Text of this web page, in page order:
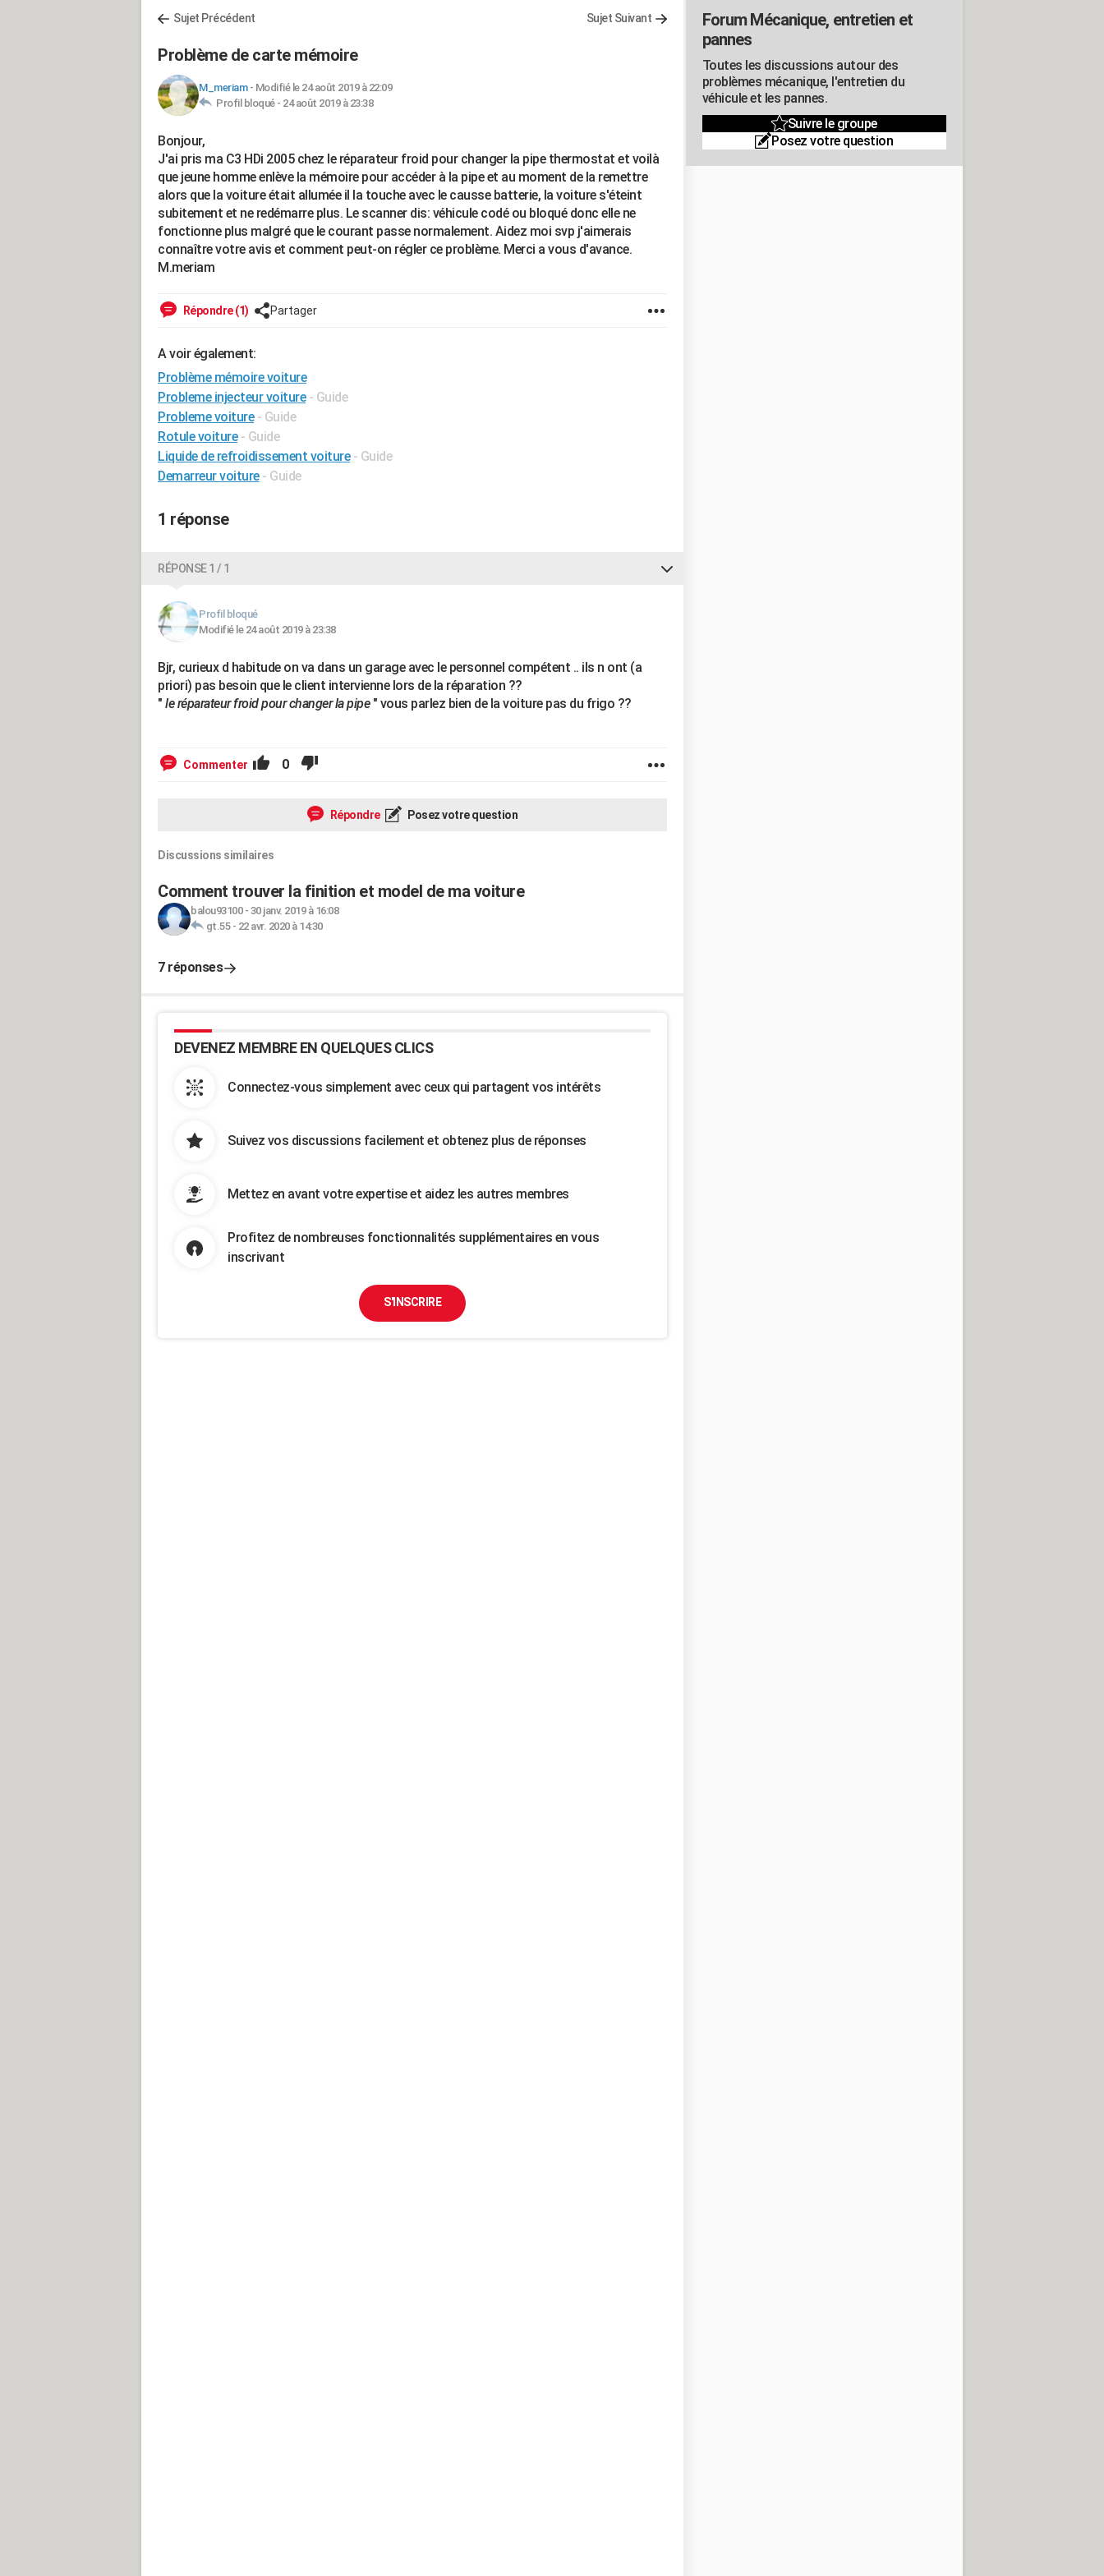
Sujet Précédent Sujet Suivant
Problème de carte mémoire
M_meriam- Modifié le 24 août 2019 à 22:09
Profil bloqué - 24 août 2019 à 23:38
Bonjour,
J'ai pris ma C3 HDi 2005 chez le réparateur froid pour changer la pipe thermostat et voilà
que jeune homme enlève la mémoire pour accéder à la pipe et au moment de la remettre
alors que la voiture était allumée il la touche avec le causse batterie, la voiture s'éteint
subitement et ne redémarre plus. Le scanner dis: véhicule codé ou bloqué donc elle ne
fonctionne plus malgré que le courant passe normalement. Aidez moi svp j'aimerais
connaître votre avis et comment peut-on régler ce problème. Merci a vous d'avance.
M.meriam
Répondre (1) Partager
A voir également:
Problème mémoire voiture
Probleme injecteur voiture - Guide
Probleme voiture - Guide
Rotule voiture - Guide
Liquide de refroidissement voiture - Guide
Demarreur voiture - Guide
1 réponse
RÉPONSE 1 / 1
Profil bloqué
Modifié le 24 août 2019 à 23:38
Bjr, curieux d habitude on va dans un garage avec le personnel compétent .. ils n ont (a
priori) pas besoin que le client intervienne lors de la réparation ??
" le réparateur froid pour changer la pipe" vous parlez bien de la voiture pas du frigo ??
Commenter 0
Répondre Posez votre question
Discussions similaires
Comment trouver la finition et model de ma voiture
balou93100- 30 janv. 2019 à 16:08
gt.55- 22 avr. 2020 à 14:30
7 réponses
DEVENEZ MEMBRE EN QUELQUES CLICS
Connectez-vous simplement avec ceux qui partagent vos intérêts
Suivez vos discussions facilement et obtenez plus de réponses
Mettez en avant votre expertise et aidez les autres membres
Profitez de nombreuses fonctionnalités supplémentaires en vous
inscrivant
S'INSCRIRE
Forum Mécanique, entretien et
pannes
Toutes les discussions autour des
problèmes mécanique, l'entretien du
véhicule et les pannes.
Suivre le groupe
Posez votre question